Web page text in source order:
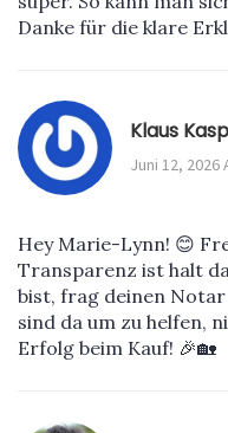
Danke für die klare
Klaus
Juni 12, 2026
Hey Marie-Lynn! 😊
Transparenz ist halt
bist, frag deinen
sind da um zu helfen,
Erfolg beim Kauf! 🎉🏡